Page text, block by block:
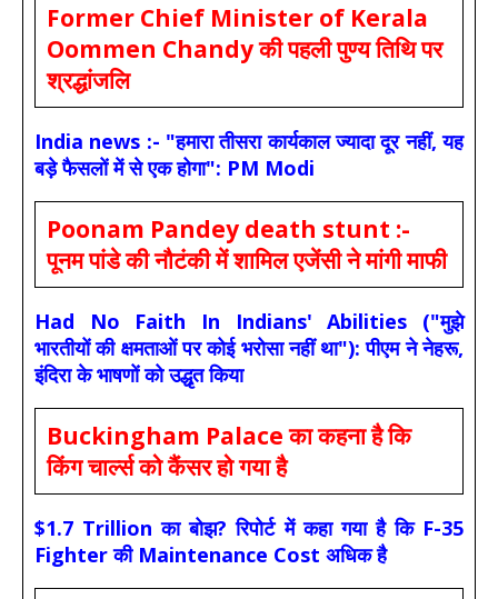
Former Chief Minister of Kerala
Oommen Chandy की पहली पुण्य तिथि पर
श्रद्धांजलि
India news :- "हमारा तीसरा कार्यकाल ज्यादा दूर नहीं, यह
बड़े फैसलों में से एक होगा": PM Modi
Poonam Pandey death stunt :-
पूनम पांडे की नौटंकी में शामिल एजेंसी ने मांगी माफी
Had No Faith In Indians' Abilities ("मुझे
भारतीयों की क्षमताओं पर कोई भरोसा नहीं था"): पीएम ने नेहरू,
इंदिरा के भाषणों को उद्धृत किया
Buckingham Palace का कहना है कि
किंग चार्ल्स को कैंसर हो गया है
$1.7 Trillion का बोझ? रिपोर्ट में कहा गया है कि F-35
Fighter की Maintenance Cost अधिक है